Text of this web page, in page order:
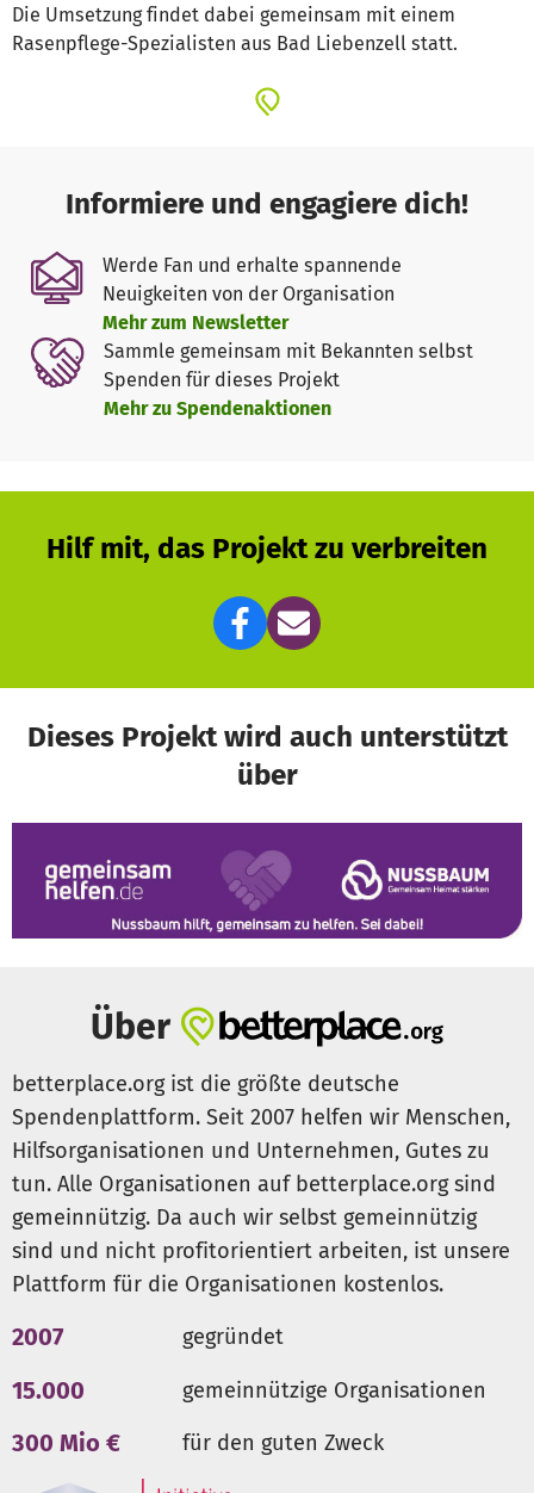
Die Umsetzung findet dabei gemeinsam mit einem
Rasenpflege-Spezialisten aus Bad Liebenzell statt.
Informiere und engagiere dich!
Werde Fan und erhalte spannende
Neuigkeiten von der Organisation
Mehr zum Newsletter
Sammle gemeinsam mit Bekannten selbst
Spenden für dieses Projekt
Mehr zu Spendenaktionen
Hilf mit, das Projekt zu verbreiten
Dieses Projekt wird auch unterstützt
über
Über
betterplace.org ist die größte deutsche
Spendenplattform. Seit 2007 helfen wir Menschen,
Hilfsorganisationen und Unternehmen, Gutes zu
tun. Alle Organisationen auf betterplace.org sind
gemeinnützig. Da auch wir selbst gemeinnützig
sind und nicht profitorientiert arbeiten, ist unsere
Plattform für die Organisationen kostenlos.
2007 gegründet
15.000 gemeinnützige Organisationen
300 Mio € für den guten Zweck